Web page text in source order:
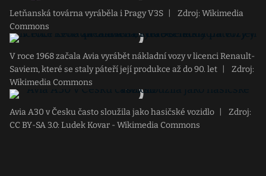
Letňanská továrna vyráběla i Pragy V3S
Zdroj: Wikimedia
Commons
V roce 1968 začala Avia vyrábět nákladní vozy v licenci Renault-
Saviem, které se staly páteří její produkce až do 90. let
Zdroj:
Wikimedia Commons
Avia A30 v Česku často sloužila jako hasičské vozidlo
Zdroj:
CC BY-SA 3.0: Ludek Kovar - Wikimedia Commons